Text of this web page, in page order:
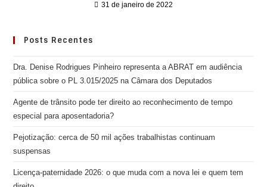
31 de janeiro de 2022
Posts Recentes
Dra. Denise Rodrigues Pinheiro representa a ABRAT em audiência
pública sobre o PL 3.015/2025 na Câmara dos Deputados
Agente de trânsito pode ter direito ao reconhecimento de tempo
especial para aposentadoria?
Pejotização: cerca de 50 mil ações trabalhistas continuam
suspensas
Licença-paternidade 2026: o que muda com a nova lei e quem tem